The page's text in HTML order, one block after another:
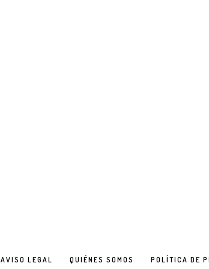
AVISO LEGAL QUIÉNES SOMOS POLÍTICA DE